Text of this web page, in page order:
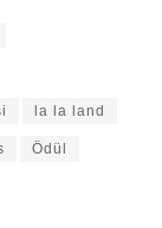
la la land
Ödül